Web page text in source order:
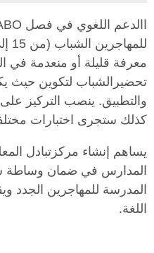
معرفة قليلة أو منعدمة في
تحضيرالشباب لتكوين حيث
والتطبيق. ينصب التركيز على
كذلك ستجرى اختبارات
يساهم إنشاء مركزتبادل
المدارس في ضمان وساطة
المدرسة للمهاجرين الجدد
اللغة.